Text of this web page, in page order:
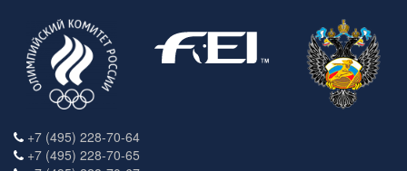
+7 (495) 228-70-64
+7 (495) 228-70-65